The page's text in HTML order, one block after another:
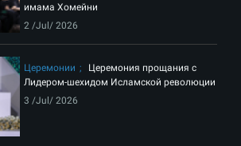
имама Хомейни
2 /Jul/ 2026
Церемонии
Церемония прощания с
Лидером-шехидом Исламской революции
3 /Jul/ 2026